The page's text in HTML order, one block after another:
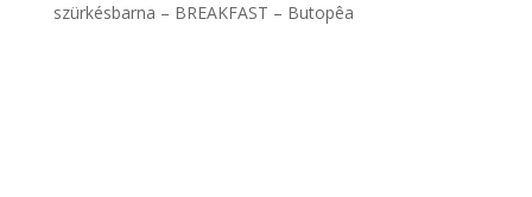
szürkésbarna – BREAKFAST – Butopêa